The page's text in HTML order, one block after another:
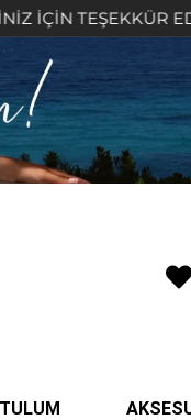
TEŞEKKÜR EDER,